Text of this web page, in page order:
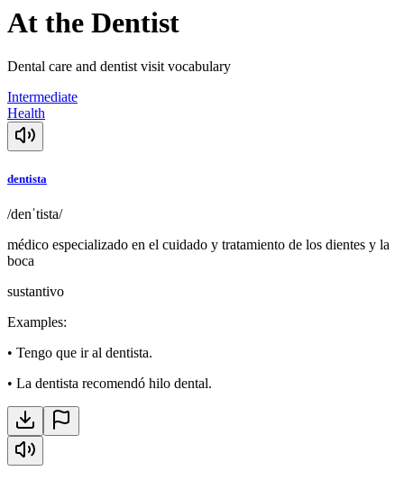
At the Dentist
Dental care and dentist visit vocabulary
Intermediate
Health
dentista
/denˈtista/
médico especializado en el cuidado y tratamiento de los dientes y la
boca
sustantivo
Examples:
• Tengo que ir al dentista.
• La dentista recomendó hilo dental.